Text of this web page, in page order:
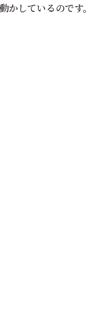
しているのです。